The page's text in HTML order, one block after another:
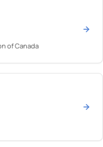
of Canada